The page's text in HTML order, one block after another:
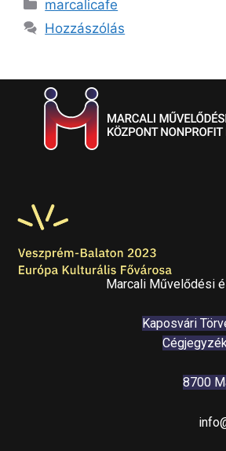
marcalicafe
Hozzászólás
Marcali Művelődési
Kaposvári
8700